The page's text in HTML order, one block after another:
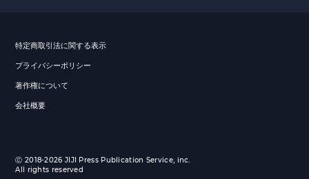
特定商取引法に関する表示
プライバシーポリシー
著作権について
会社概要
Ⓒ 2018-2026 JIJI Press Publication Service, inc.
All rights reserved